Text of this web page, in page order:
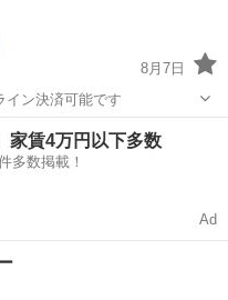
8月7日
イン決済可能です
ィグッズ ほっぺちゃん
家賃4万円以下多数
多数掲載！
Ad